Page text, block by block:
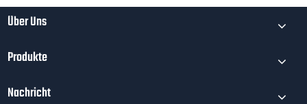
Über Uns
Produkte
Nachricht